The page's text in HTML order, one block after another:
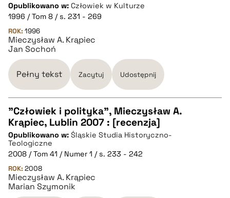
CZYSTY TEKST
pobierz cytat
BIBTEX
Opublikowano w: Człowiek w Kulturze
1996 / Tom 8 / s. 231 - 269
ROK: 1996
Mieczysław A. Krąpiec
Jan Sochoń
Pełny tekst Zacytuj Udostępnij
CZYSTY TEKST
pobierz cytat
BIBTEX
"Człowiek i polityka", Mieczysław A.
Krąpiec, Lublin 2007 : [recenzja]
Opublikowano w: Śląskie Studia Historyczno-
Teologiczne
2008 / Tom 41 / Numer 1 / s. 233 - 242
ROK: 2008
Mieczysław A. Krąpiec
Marian Szymonik